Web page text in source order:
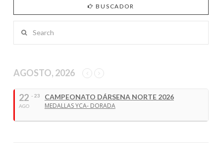
BUSCADOR
AGOSTO, 2026
22
AGO
- 23
CAMPEONATO DÁRSENA NORTE 2026
MEDALLAS YCA- DORADA